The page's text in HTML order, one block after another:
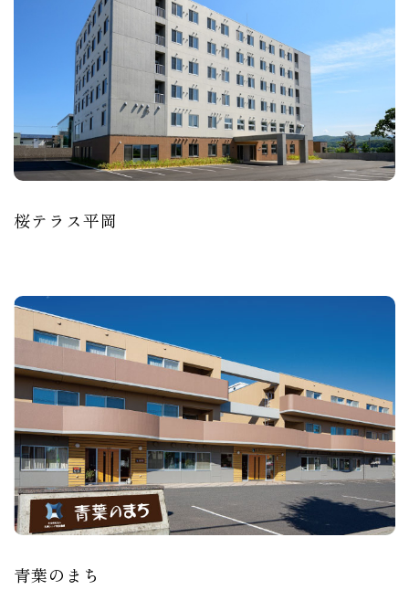
桜テラス平岡
青葉のまち